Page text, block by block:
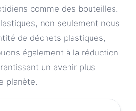
comme des bouteilles.
non seulement nous
de déchets plastiques,
également à la réduction
un avenir plus
planète.